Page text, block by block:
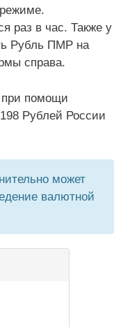
раз в час. Также у
Рубль ПМР на
справа.
при помощи
Рублей России
может
валютной